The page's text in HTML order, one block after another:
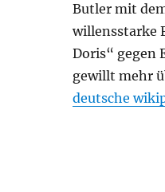
Butler mit
willensstarke
Doris“ gegen
gewillt mehr
deutsche